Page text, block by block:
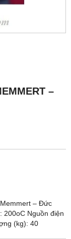
–
– Đức
200oC Nguồn điện
(kg): 40